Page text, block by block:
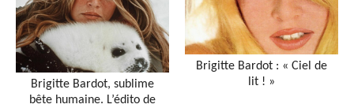
Brigitte Bardot, sublime
bête humaine. L’édito de
Brigitte Bardot : « Ciel de
lit ! »